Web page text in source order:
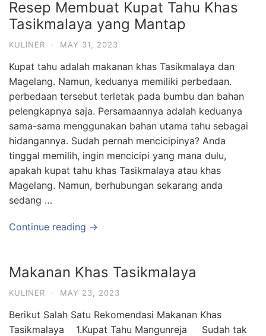
Resep Membuat Kupat Tahu Khas
Tasikmalaya yang Mantap
KULINER · MAY 31, 2023
Kupat tahu adalah makanan khas Tasikmalaya dan
Magelang. Namun, keduanya memiliki perbedaan.
perbedaan tersebut terletak pada bumbu dan bahan
pelengkapnya saja. Persamaannya adalah keduanya
sama-sama menggunakan bahan utama tahu sebagai
hidangannya. Sudah pernah mencicipinya? Anda
tinggal memilih, ingin mencicipi yang mana dulu,
apakah kupat tahu khas Tasikmalaya atau khas
Magelang. Namun, berhubungan sekarang anda
sedang …
Continue reading →
Makanan Khas Tasikmalaya
KULINER · MAY 23, 2023
Berikut Salah Satu Rekomendasi Makanan Khas
Tasikmalaya 1.Kupat Tahu Mangunreja Sudah tak